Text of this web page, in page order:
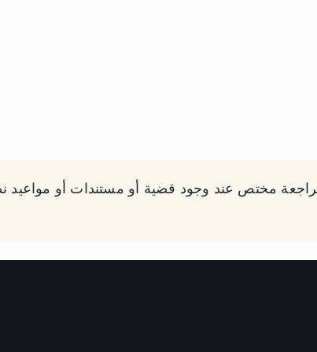
مراجعة مختص عند وجود قضية أو مستندات أو مواعيد